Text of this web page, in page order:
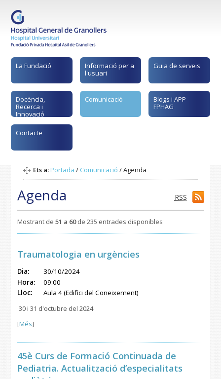
La Fundació
Informació per a
l'usuari
Guia de serveis
Docència,
Recerca i
Innovació
Comunicació
Blogs i APP
FPHAG
Contacte
Ets a:Portada / Comunicació /Agenda
Agenda RSS
Mostrant de 51 a 60de 235 entrades disponibles
Traumatologia en urgències
Dia:
30/10/2024
Hora:
09:00
Lloc:
Aula 4 (Edifici del Coneixement)
30 i 31 d'octubre del 2024
[Més]
45è Curs de Formació Continuada de
Pediatria. Actualització d’especialitats